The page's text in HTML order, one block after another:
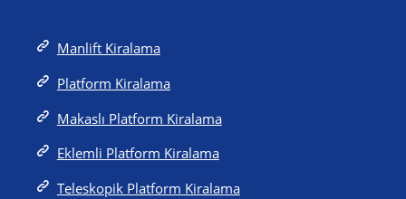
Manlift Kiralama
Platform Kiralama
Makaslı Platform Kiralama
Eklemli Platform Kiralama
Teleskopik Platform Kiralama